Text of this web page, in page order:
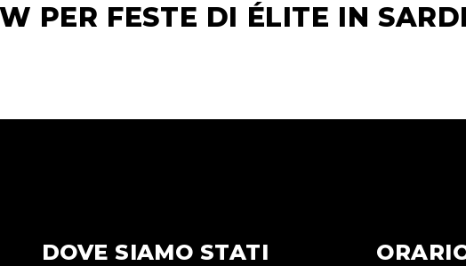
PER FESTE DI ÉLITE IN
DOVE SIAMO STATI